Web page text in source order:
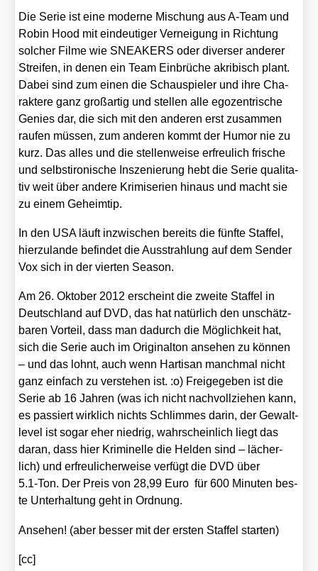
Die Serie ist eine moder­ne Mischung aus A‑Team und
Robin Hood mit ein­deu­ti­ger Ver­nei­gung in Rich­tung
sol­cher Fil­me wie SNEAKERS oder diver­ser ande­rer
Strei­fen, in denen ein Team Ein­brü­che akri­bisch plant.
Dabei sind zum einen die Schau­spie­ler und ihre Cha­
rak­te­re ganz groß­ar­tig und stel­len alle ego­zen­tri­sche
Genies dar, die sich mit den ande­ren erst zusam­men
rau­fen müs­sen, zum ande­ren kommt der Humor nie zu
kurz. Das alles und die stel­len­wei­se erfreu­lich fri­sche
und selbst­iro­ni­sche Insze­nie­rung hebt die Serie qua­li­ta­
tiv weit über ande­re Kri­mi­se­ri­en hin­aus und macht sie
zu einem Geheim­tip.
In den USA läuft inzwi­schen bereits die fünf­te Staf­fel,
hier­zu­lan­de befin­det die Aus­strah­lung auf dem Sen­der
Vox sich in der vier­ten Sea­son.
Am 26. Okto­ber 2012 erscheint die zwei­te Staf­fel in
Deutsch­land auf DVD, das hat natür­lich den unschätz­
ba­ren Vor­teil, dass man dadurch die Mög­lich­keit hat,
sich die Serie auch im Ori­gi­nal­ton anse­hen zu kön­nen
– und das lohnt, auch wenn Har­ti­san manch­mal nicht
ganz ein­fach zu ver­ste­hen ist. :o) Frei­ge­ge­ben ist die
Serie ab 16 Jah­ren (was ich nicht nach­voll­zie­hen kann,
es pas­siert wirk­lich nichts Schlim­mes dar­in, der Gewalt­
le­vel ist sogar eher nied­rig, wahr­schein­lich liegt das
dar­an, dass hier Kri­mi­nel­le die Hel­den sind – lächer­
lich) und erfreu­li­cher­wei­se ver­fügt die DVD über
5.1‑Ton. Der Preis von 28,99 Euro für 600 Minu­ten bes­
te Unter­hal­tung geht in Ord­nung.
Anse­hen! (aber bes­ser mit der ers­ten Staf­fel star­ten)
[cc]